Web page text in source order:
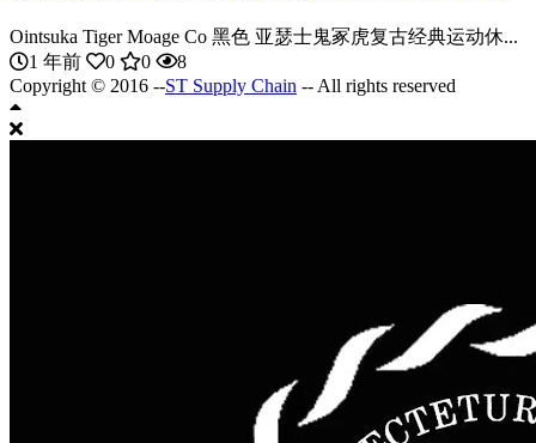
Ointsuka Tiger Moage Co 黑色 亚瑟士鬼冢虎复古经典运动休...
1 年前
0 0
8
Copyright © 2016 --ST Supply Chain -- All rights reserved